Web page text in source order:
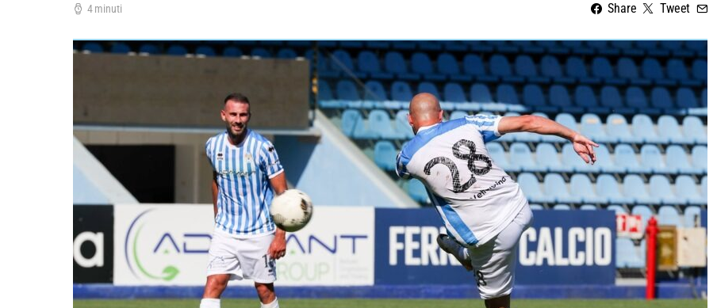
4 minuti Share Tweet